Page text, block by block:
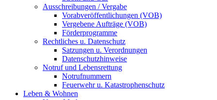
Ausschreibungen / Vergabe
Vorabveröffentlichungen (VOB)
Vergebene Aufträge (VOB)
Förderprogramme
Rechtliches u. Datenschutz
Satzungen u. Verordnungen
Datenschutzhinweise
Notruf und Lebensrettung
Notrufnummern
Feuerwehr u. Katastrophenschutz
Leben & Wohnen